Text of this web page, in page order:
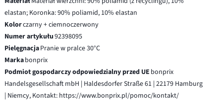
elastan; Koronka: 90% poliamid, 10% elastan
Kolorczarny + ciemnoczerwony
Numer artykułu92398095
PielęgnacjaPranie w pralce 30°C
Markabonprix
Podmiot gospodarczy odpowiedzialny przed UE bonprix
Handelsgesellschaft mbH | Haldesdorfer Straße 61 | 22179 Hamburg
| Niemcy, Kontakt: https://www.bonprix.pl/pomoc/kontakt/